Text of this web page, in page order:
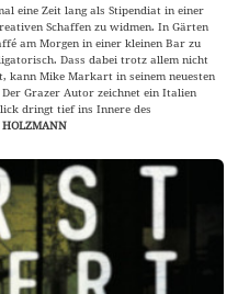
eine Zeit lang als Stipendiat in einer
Schaffen zu widmen. In Gärten
am Morgen in einer kleinen Bar zu
Dass dabei trotz allem nicht
kann Mike Markart in seinem neuesten
Grazer Autor zeichnet ein Italien
dringt tief ins Innere des
HOLZMANN